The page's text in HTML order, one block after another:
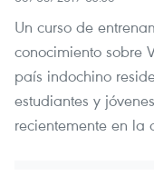
Un curso de
conocimiento sobre
país indochino
estudiantes y
recientemente en